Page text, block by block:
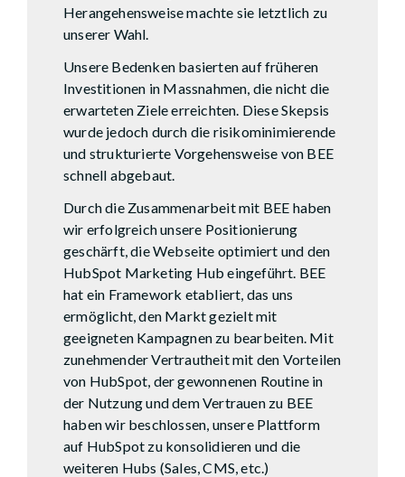
Herangehensweise machte sie letztlich zu
unserer Wahl.
Unsere Bedenken basierten auf früheren
Investitionen in Massnahmen, die nicht die
erwarteten Ziele erreichten. Diese Skepsis
wurde jedoch durch die risikominimierende
und strukturierte Vorgehensweise von BEE
schnell abgebaut.
Durch die Zusammenarbeit mit BEE haben
wir erfolgreich unsere Positionierung
geschärft, die Webseite optimiert und den
HubSpot Marketing Hub eingeführt. BEE
hat ein Framework etabliert, das uns
ermöglicht, den Markt gezielt mit
geeigneten Kampagnen zu bearbeiten. Mit
zunehmender Vertrautheit mit den Vorteilen
von HubSpot, der gewonnenen Routine in
der Nutzung und dem Vertrauen zu BEE
haben wir beschlossen, unsere Plattform
auf HubSpot zu konsolidieren und die
weiteren Hubs (Sales, CMS, etc.)